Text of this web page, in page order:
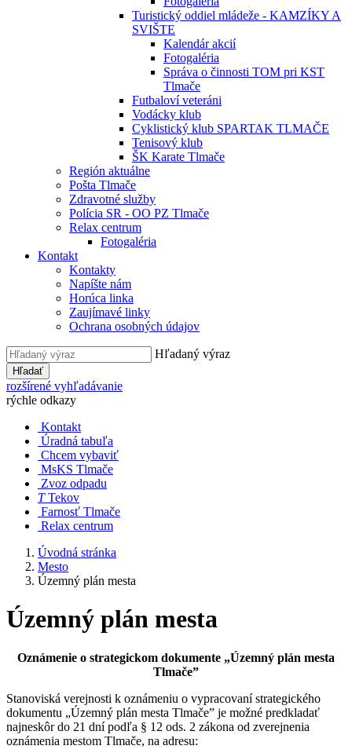
Turistický oddiel mládeže - KAMZÍKY A
SVIŠTE
Kalendár akcií
Fotogaléria
Správa o činnosti TOM pri KST
Tlmače
Futbaloví veteráni
Vodácky klub
Cyklistický klub SPARTAK TLMAČE
Tenisový klub
ŠK Karate Tlmače
Región aktuálne
Pošta Tlmače
Zdravotné služby
Polícia SR - OO PZ Tlmače
Relax centrum
Fotogaléria
Kontakt
Kontakty
Napíšte nám
Horúca linka
Zaujímavé linky
Ochrana osobných údajov
Hľadaný výraz
Hľadať
rozšírené vyhľadávanie
rýchle odkazy
Kontakt
Úradná tabuľa
Chcem vybaviť
MsKS Tlmače
Zvoz odpadu
T Tekov
Farnosť Tlmače
Relax centrum
Úvodná stránka
Mesto
Územný plán mesta
Územný plán mesta
Oznámenie o strategickom dokumente „Územný plán mesta
Tlmače”
Stanoviská verejnosti k oznámeniu o vypracovaní strategického
dokumentu „Územný plán mesta Tlmače” je možné predkladať
najneskôr do 21 dní podľa § 12 ods. 2 zákona od zverejnenia
oznámenia mestom Tlmače, na adresu: